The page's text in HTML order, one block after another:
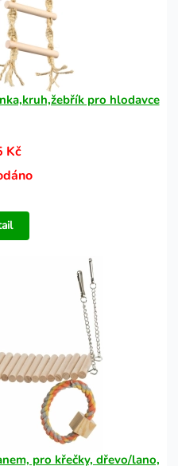
pro hlodavce
Kč
pro křečky, dřevo/lano,